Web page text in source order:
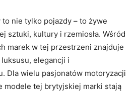
nie tylko pojazdy – to żywe
sztuki, kultury i rzemiosła. Wśród
marek w tej przestrzeni znajduje‍
‍elegancji i‍
Dla wielu‍ pasjonatów motoryzacji
modele tej brytyjskiej marki stają